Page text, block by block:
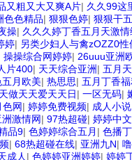
又粗又大又爽A片| 久久99这
色色精品| 狠狠色婷| 狠狠干
操| 久久久婷丁香五月天激
婷| 另类少妇人与禽zOZZ0性
操操综合网婷婷| 26uuu亚洲
片400| 天天综合亚洲| 五月
五月欧美| 热思思| 五月丁香
做天天爱天天日| 一区无码|
色网| 婷婷免费视频| 成人小
洲激情网| 97热超碰| 婷婷中
品9| 色婷婷综合五月 | 色播
| 68热超碰在线| 亚洲九N|
成人 | 色婷婷亚洲婷婷| 婷婷